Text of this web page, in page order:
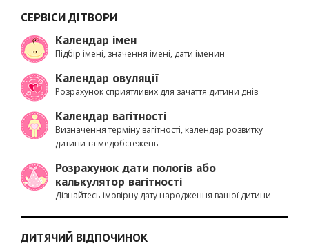
СЕРВІСИ ДІТВОРИ
Календар імен
Підбір імені, значення імені, дати іменин
Календар овуляції
Розрахунок сприятливих для зачаття дитини днів
Календар вагітності
Визначення терміну вагітності, календар розвитку
дитини та медобстежень
Розрахунок дати пологів або
калькулятор вагітності
Дізнайтесь імовірну дату народження вашої дитини
ДИТЯЧИЙ ВІДПОЧИНОК